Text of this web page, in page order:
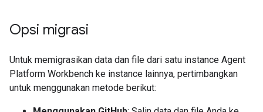
Opsi migrasi
Untuk memigrasikan data dan file dari satu instance Agent
Platform Workbench ke instance lainnya, pertimbangkan
untuk menggunakan metode berikut: